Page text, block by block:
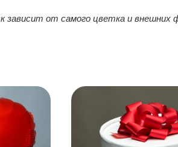
зависит от самого цветка и внешних